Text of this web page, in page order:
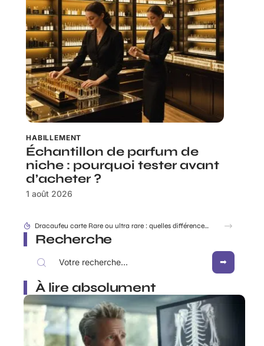
HABILLEMENT
Échantillon de parfum de
niche : pourquoi tester avant
d’acheter ?
1 août 2026
Rabbit Finder : découvrir l’appli pour ne plus égarer ses affaires
Recherche
À lire absolument